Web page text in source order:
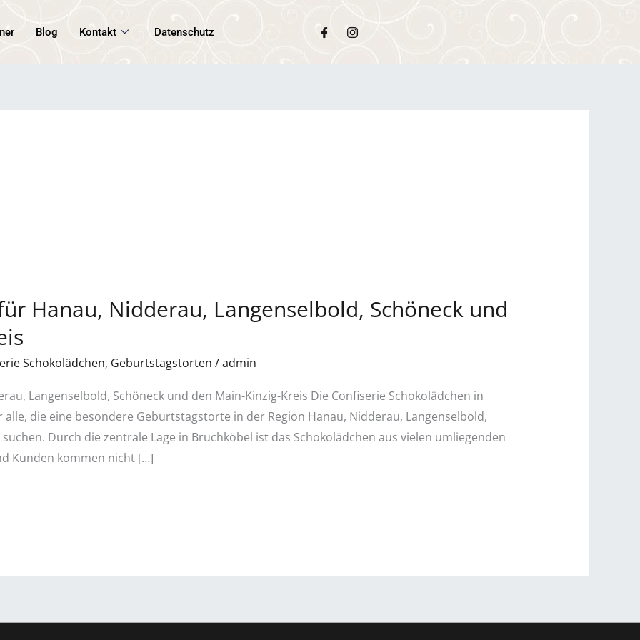
Blog Kontakt Datenschutz
Hanau, Nidderau, Langenselbold, Schöneck und
Schokolädchen, Geburtstagstorten /admin
Langenselbold, Schöneck und den Main-Kinzig-Kreis Die Confiserie Schokolädchen in
die eine besondere Geburtstagstorte in der Region Hanau, Nidderau, Langenselbold,
Durch die zentrale Lage in Bruchköbel ist das Schokolädchen aus vielen umliegenden
Kunden kommen nicht […]